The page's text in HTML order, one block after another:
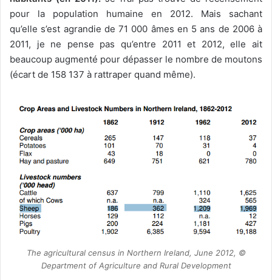
pour la population humaine en 2012. Mais sachant
qu’elle s’est agrandie de 71 000 âmes en 5 ans de 2006 à
2011, je ne pense pas qu’entre 2011 et 2012, elle ait
beaucoup augmenté pour dépasser le nombre de moutons
(écart de 158 137 à rattraper quand même).
The agricultural census in Northern Ireland, June 2012, ©
Department of Agriculture and Rural Development